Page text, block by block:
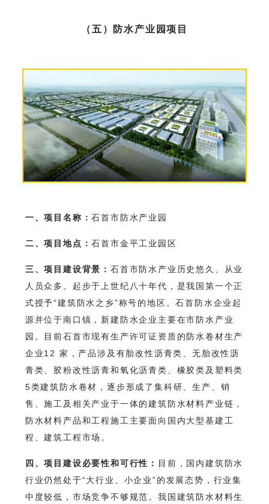
（五）防水产业园项目
一、项目名称：石首市防水产业园
二、项目地点：石首市金平工业园区
三、项目建设背景：石首市防水产业历史悠久、从业
人员众多。起步于上世纪八十年代，是我国第一个正
式授予“建筑防水之乡”称号的地区。石首防水企业起
源并位于南口镇，新建防水企业主要在市防水产业
园。目前石首市现有生产许可证资质的防水卷材生产
企业12 家，产品涉及有胎改性沥青类、无胎改性沥
青类、胶粉改性沥青和氧化沥青类、橡胶类及塑料类
5类建筑防水卷材，逐步形成了集科研、生产、销
售、施工及相关产业于一体的建筑防水材料产业链，
防水材料产品和工程施工主要面向国内大型基建工
程、建筑工程市场。
四、项目建设必要性和可行性： 目前，国内建筑防水
行业仍然处于“大行业、小企业”的发展态势，行业集
中度较低，市场竞争不够规范。我国建筑防水材料生